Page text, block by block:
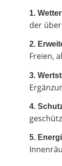
1.
der
2.
Freien,
3.
4.
5.